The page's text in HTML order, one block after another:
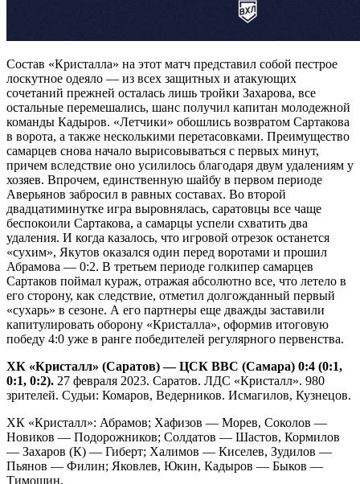
Состав «Кристалла» на этот матч представил собой пестрое
лоскутное одеяло — из всех защитных и атакующих
сочетаний прежней осталась лишь тройки Захарова, все
остальные перемешались, шанс получил капитан молодежной
команды Кадыров. «Летчики» обошлись возвратом Сартакова
в ворота, а также несколькими перетасовками. Преимущество
самарцев снова начало вырисовываться с первых минут,
причем вследствие оно усилилось благодаря двум удалениям у
хозяев. Впрочем, единственную шайбу в первом периоде
Аверьянов забросил в равных составах. Во второй
двадцатиминутке игра выровнялась, саратовцы все чаще
беспокоили Сартакова, а самарцы успели схватить два
удаления. И когда казалось, что игровой отрезок останется
«сухим», Якутов оказался один перед воротами и прошил
Абрамова — 0:2. В третьем периоде голкипер самарцев
Сартаков поймал кураж, отражая абсолютно все, что летело в
его сторону, как следствие, отметил долгожданный первый
«сухарь» в сезоне. А его партнеры еще дважды заставили
капитулировать оборону «Кристалла», оформив итоговую
победу 4:0 уже в ранге победителей регулярного первенства.
ХК «Кристалл» (Саратов) — ЦСК ВВС (Самара) 0:4 (0:1,
0:1, 0:2). 27 февраля 2023. Саратов. ЛДС «Кристалл». 980
зрителей. Судьи: Комаров, Ведерников. Исмагилов, Кузнецов.
ХК «Кристалл»: Абрамов; Хафизов — Морев, Соколов —
Новиков — Подорожников; Солдатов — Шастов, Кормилов
— Захаров (К) — Гиберт; Халимов — Киселев, Зудилов —
Пьянов — Филин; Яковлев, Юкин, Кадыров — Быков —
Тимошин.